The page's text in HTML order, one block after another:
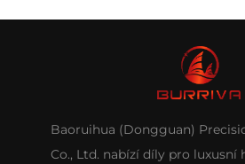
Baoruihua (Dongguan)
Co., Ltd. nabízí díly pro luxusní